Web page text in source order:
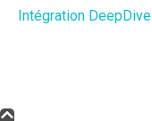
Intégration DeepDive